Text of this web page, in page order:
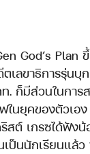
เลขาธิการรุ่นบุ
ก็มีส่วนในการ
ยุคของตัวเอง
ริสต์ เกรซได้ฟั
ป็นนักเรียนแล้